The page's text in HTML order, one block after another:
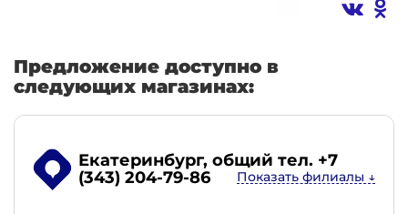
Предложение доступно в
следующих магазинах:
Екатеринбург, общий тел. +7
(343) 204-79-86